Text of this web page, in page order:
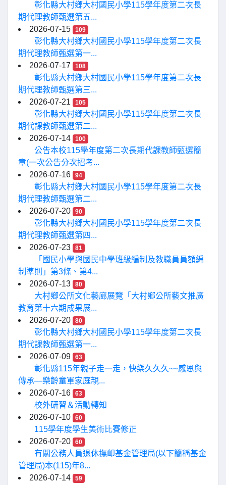
彰化縣大村鄉大村國民小學115學年度第二次長
期代理教師甄選第五...
2026-07-15
109
彰化縣大村鄉大村國民小學115學年度第二次長
期代理教師甄選第一...
2026-07-17
108
彰化縣大村鄉大村國民小學115學年度第二次長
期代理教師甄選第三...
2026-07-21
105
彰化縣大村鄉大村國民小學115學年度第二次長
期代課教師甄選第二...
2026-07-14
100
公告本校115學年度第二次長期代課教師甄選簡
章(一次公告分次招考...
2026-07-16
94
彰化縣大村鄉大村國民小學115學年度第二次長
期代理教師甄選第二...
2026-07-20
90
彰化縣大村鄉大村國民小學115學年度第二次長
期代理教師甄選第四...
2026-07-23
81
「國民小學與國民中學班級編制及教職員員額編
制準則」第3條、第4...
2026-07-13
80
大村鄉公所文化藝廊展覽「大村鄉公所藝文推廣
教育第十六期成果展...
2026-07-20
80
彰化縣大村鄉大村國民小學115學年度第二次長
期代課教師甄選第一...
2026-07-09
63
彰化縣115年親子走一走，快樂久久久~~感恩與
傳承—樂齡童軍家庭親...
2026-07-16
63
校外研習＆活動轉知
2026-07-10
60
115學年度學生美術比賽修正
2026-07-20
60
有關公務人員退休撫卹基金管理局(以下簡稱基金
管理局)本(115)年8...
2026-07-14
59